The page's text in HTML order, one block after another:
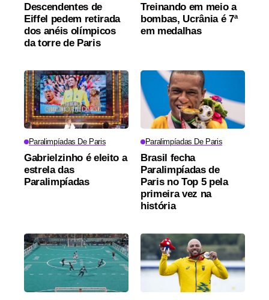
Descendentes de
Eiffel pedem retirada
dos anéis olímpicos
da torre de Paris
Treinando em meio a
bombas, Ucrânia é 7ª
em medalhas
Paralimpíadas De Paris
Gabrielzinho é eleito a
estrela das
Paralimpíadas
Paralimpíadas De Paris
Brasil fecha
Paralimpíadas de
Paris no Top 5 pela
primeira vez na
história